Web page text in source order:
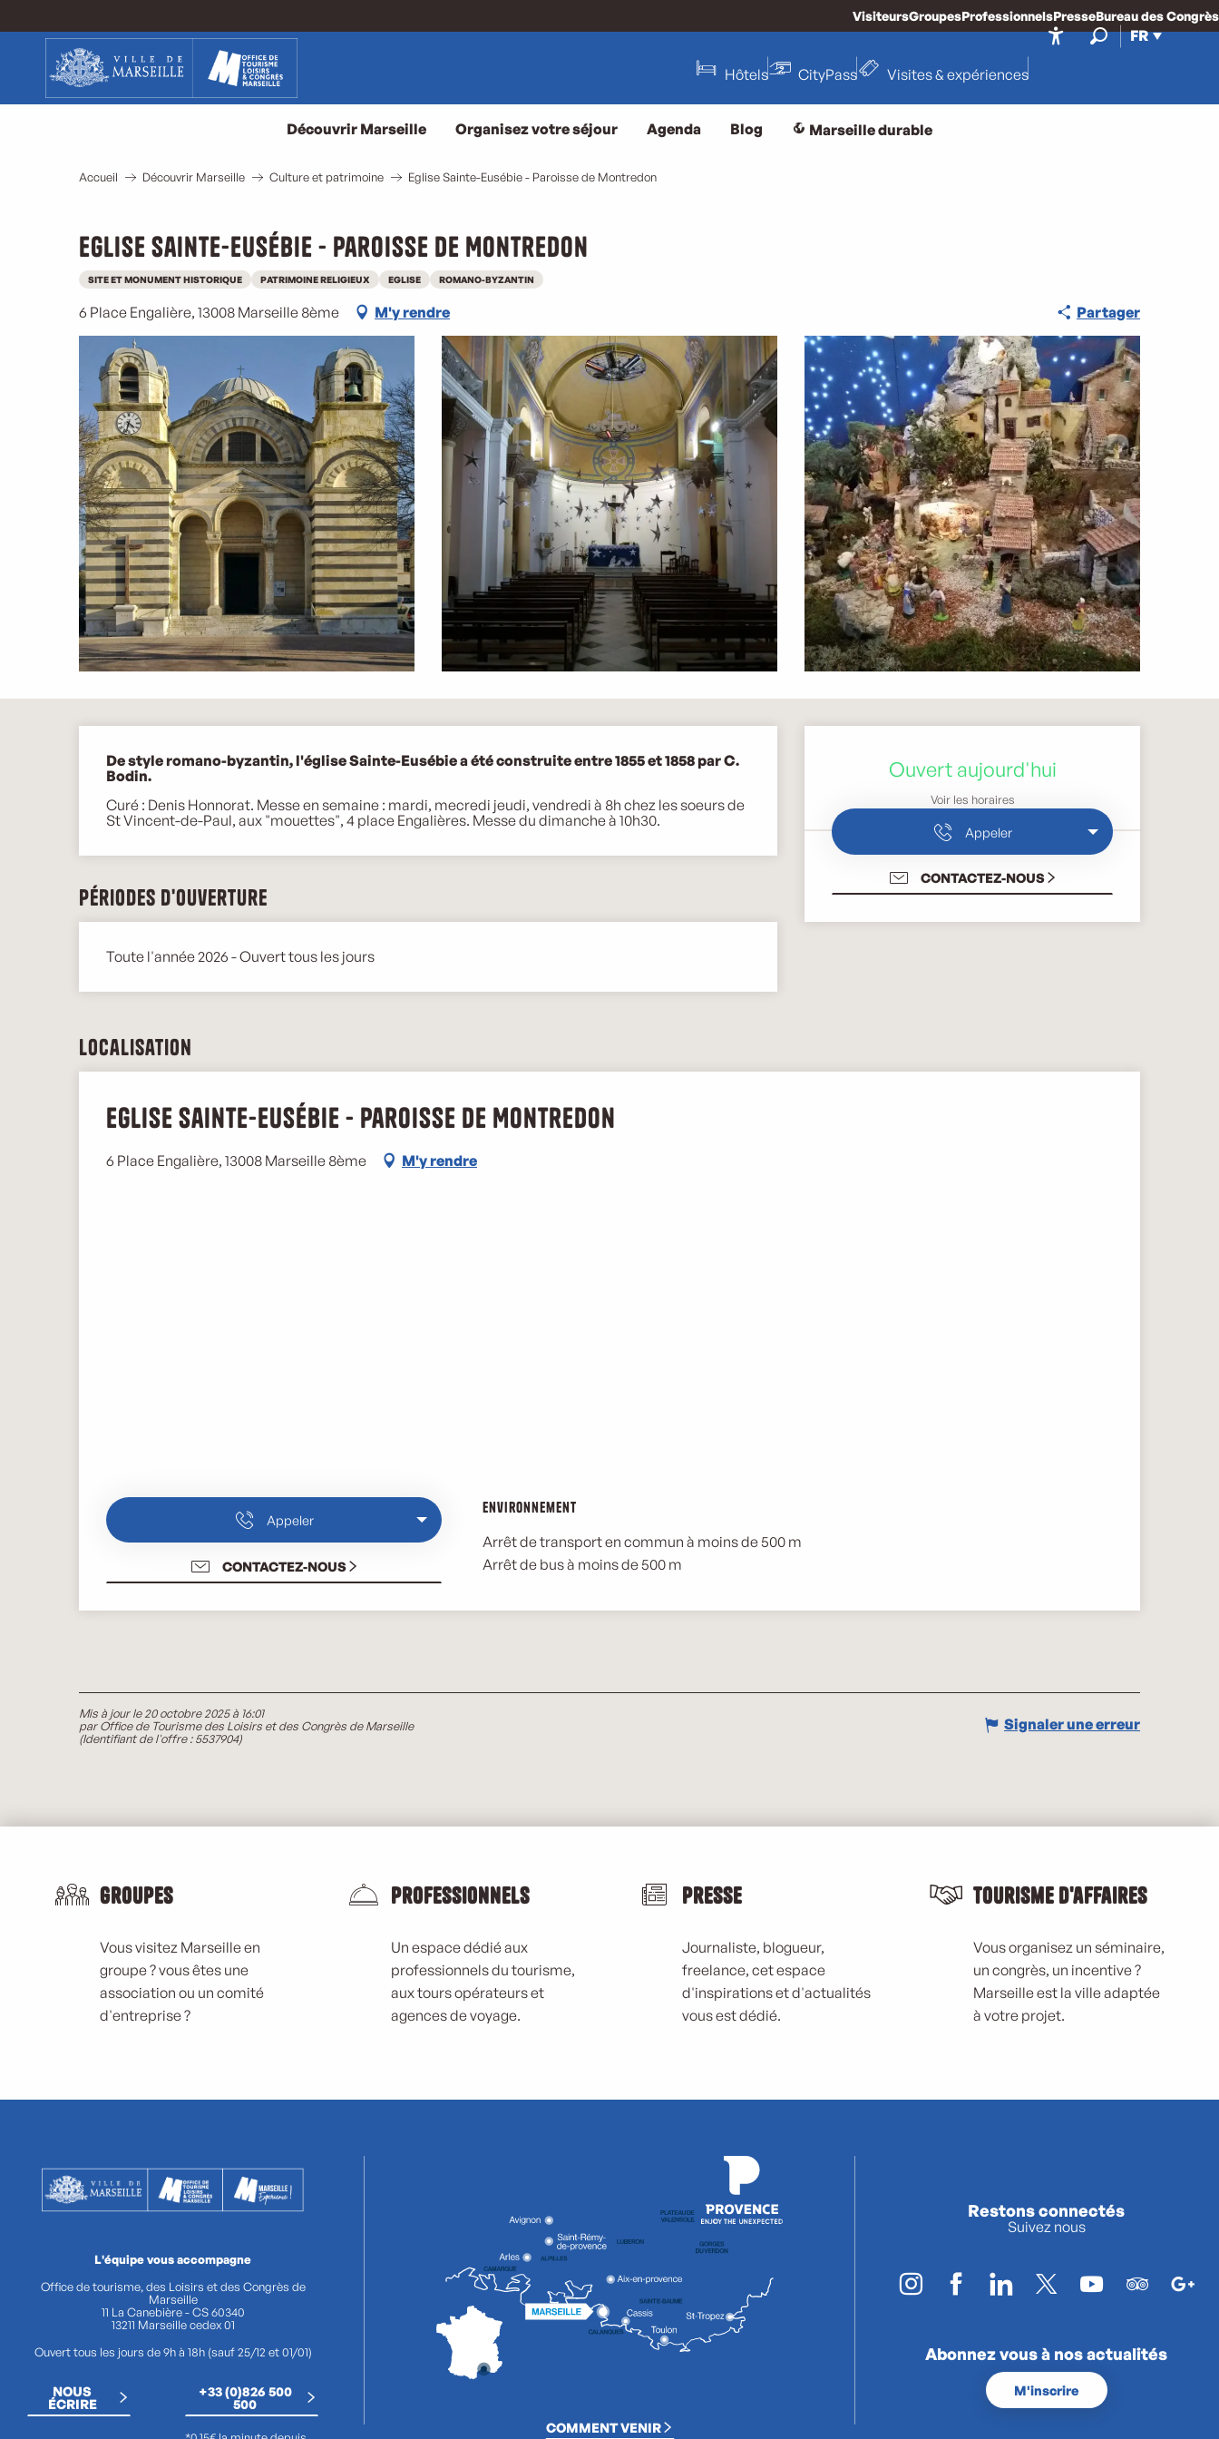
contenu
FR
VisiteursGroupesProfessionnelsPresseBureau des Congrès
Hôtels CityPass Visites & expériences
Découvrir Marseille Organisez votre séjour Agenda Blog Marseille durable
Accueil Découvrir Marseille Culture et patrimoine Eglise Sainte-Eusébie - Paroisse de Montredon
Eglise Sainte-Eusébie - Paroisse de Montredon
SITE ET MONUMENT HISTORIQUE PATRIMOINE RELIGIEUX EGLISE ROMANO-BYZANTIN
6 Place Engalière, 13008 Marseille 8ème M'y rendre Partager
Ouverture et
Ouvert aujourd'hui
Voir les horaires
Appeler
CONTACTEZ-NOUS
Description
De style romano-byzantin, l'église Sainte-Eusébie a été construite entre 1855 et 1858 par C.
Bodin.
Curé : Denis Honnorat. Messe en semaine : mardi, mecredi jeudi, vendredi à 8h chez les soeurs de
St Vincent-de-Paul, aux "mouettes", 4 place Engalières. Messe du dimanche à 10h30.
Périodes d'ouverture
Toute l'année 2026 - Ouvert tous les jours
Localisation
Eglise Sainte-Eusébie - Paroisse de Montredon
6 Place Engalière, 13008 Marseille 8ème M'y rendre
Appeler
CONTACTEZ-NOUS
Environnement
Environnement
Arrêt de transport en commun à moins de 500 m
Arrêt de bus à moins de 500 m
Mis à jour le 20 octobre 2025 à 16:01
par Office de Tourisme des Loisirs et des Congrès de Marseille
(Identifiant de l'offre :5537904)
Signaler une erreur
Groupes
Vous visitez Marseille en
groupe ? vous êtes une
association ou un comité
d'entreprise ?
Professionnels
Un espace dédié aux
professionnels du tourisme,
aux tours opérateurs et
agences de voyage.
Presse
Journaliste, blogueur,
freelance, cet espace
d'inspirations et d'actualités
vous est dédié.
Tourisme d'affaires
Vous organisez un séminaire,
un congrès, un incentive ?
Marseille est la ville adaptée
à votre projet.
L'équipe vous accompagne
Office de tourisme, des Loisirs et des Congrès de
Marseille
11 La Canebière - CS 60340
13211 Marseille cedex 01
Ouvert tous les jours de 9h à 18h (sauf 25/12 et 01/01)
NOUS
ÉCRIRE
+33 (0)826 500
500
COMMENT VENIR
Restons connectés
Suivez nous
Abonnez vous à nos actualités
M'inscrire